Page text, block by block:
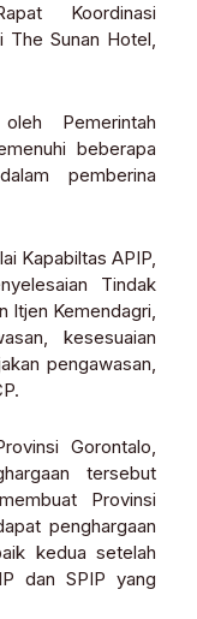
Koordinasi
The Sunan Hotel,
Pemerintah
beberapa
pemberina
Kapabiltas APIP,
Tindak
Itjen Kemendagri,
kesesuaian
pengawasan,
Gorontalo,
tersebut
Provinsi
penghargaan
kedua setelah
dan SPIP yang